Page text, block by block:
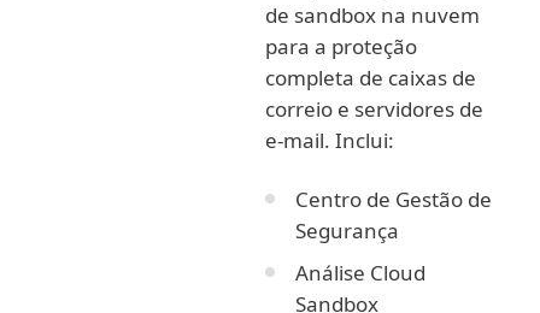
de sandbox na nuvem
para a proteção
completa de caixas de
correio e servidores de
e-mail. Inclui:
Centro de Gestão de
Segurança
Análise Cloud
Sandbox